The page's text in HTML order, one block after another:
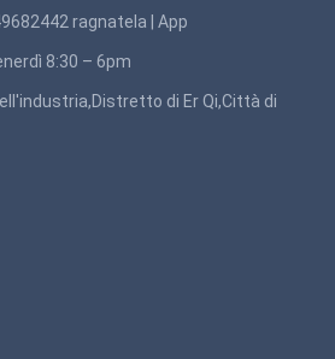
ragnatela App
8:30 – 6pm
di Er Qi,Città di